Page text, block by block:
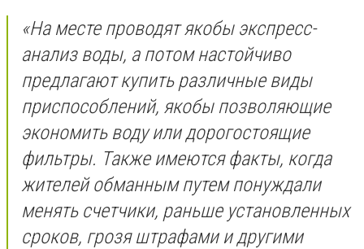
«На месте проводят якобы экспресс-
анализ воды, а потом настойчиво
предлагают купить различные виды
приспособлений, якобы позволяющие
экономить воду или дорогостоящие
фильтры. Также имеются факты, когда
жителей обманным путем понуждали
менять счетчики, раньше установленных
сроков, грозя штрафами и другими